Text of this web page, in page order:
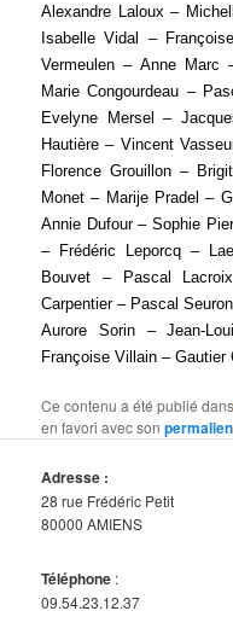
Alexandre Laloux –
Isabelle Vidal –
Vermeulen – Anne
Marie Congourdeau –
Evelyne Mersel –
Hautière – Vincent
Florence Grouillon –
Monet – Marije Pradel –
Annie Dufour – Sophie
– Frédéric Leporcq –
Bouvet – Pascal
Carpentier – Pascal
Aurore Sorin – Jean-
Françoise Villain – Gautier
Ce contenu a été publié
en favori avec sonpermalien
Adresse :
28 rue Frédéric Petit
80000 AMIENS
Téléphone :
09.54.23.12.37